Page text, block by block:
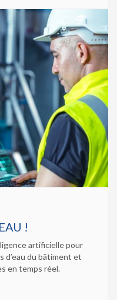
!
artificielle pour
d’eau du bâtiment et
en temps réel.